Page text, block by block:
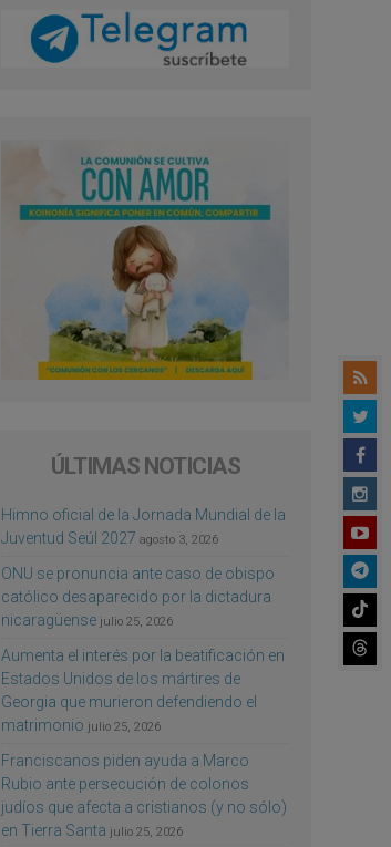
ÚLTIMAS NOTICIAS
Himno oficial de la Jornada Mundial de la
Juventud Seúl 2027 agosto 3, 2026
ONU se pronuncia ante caso de obispo
católico desaparecido por la dictadura
nicaragüense julio 25, 2026
Aumenta el interés por la beatificación en
Estados Unidos de los mártires de
Georgia que murieron defendiendo el
matrimonio julio 25, 2026
Franciscanos piden ayuda a Marco
Rubio ante persecución de colonos
judíos que afecta a cristianos (y no sólo)
en Tierra Santa julio 25, 2026